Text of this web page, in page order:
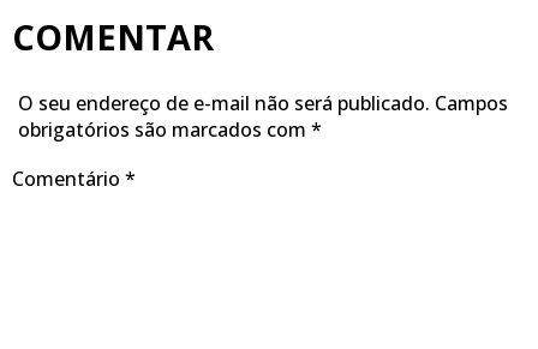
COMENTAR
O seu endereço de e-mail não será publicado. Campos
obrigatórios são marcados com *
Comentário *